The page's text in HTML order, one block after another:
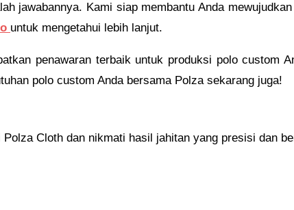
jawabannya. Kami siap membantu Anda
untuk mengetahui lebih lanjut.
penawaran terbaik untuk produksi polo custom
polo custom Anda bersama Polza sekarang juga!
Cloth dan nikmati hasil jahitan yang presisi dan